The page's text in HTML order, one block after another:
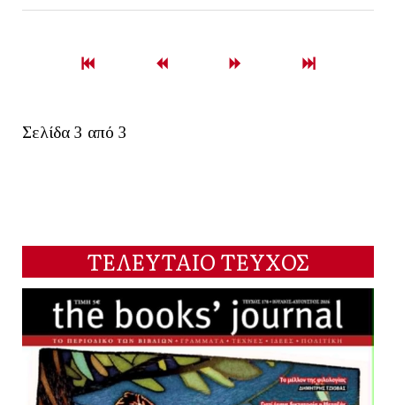
Σελίδα 3 από 3
ΤΕΛΕΥΤΑΙΟ ΤΕΥΧΟΣ